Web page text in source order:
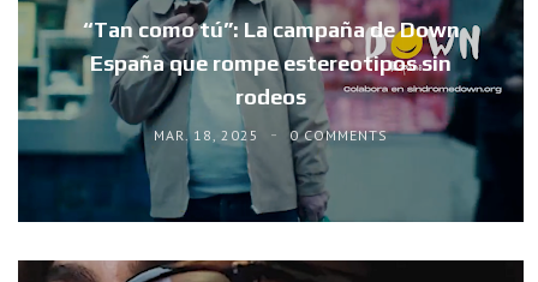
“Tan como tú”: La campaña de Down
España que rompe estereotipos sin
rodeos
MAR. 18, 2025 0 COMMENTS